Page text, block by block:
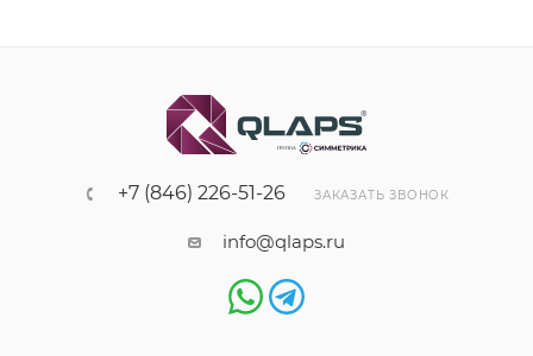
+7 (846) 226-51-26 ЗАКАЗАТЬ ЗВОНОК
info@qlaps.ru